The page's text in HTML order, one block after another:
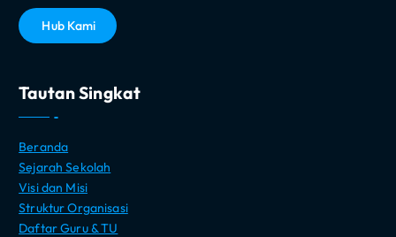
Hub Kami
Tautan Singkat
Beranda
Sejarah Sekolah
Visi dan Misi
Struktur Organisasi
Daftar Guru & TU